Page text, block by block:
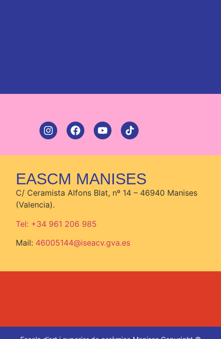
EASCM MANISES
C/ Ceramista Alfons Blat, nº 14 – 46940 Manises
(Valencia).
Tel: +34 961 206 985
Mail: 46005144@iseacv.gva.es